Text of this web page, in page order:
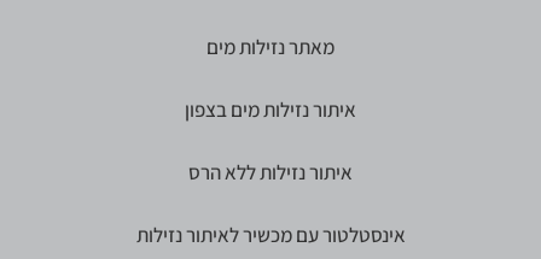
מאתר נזילות מים
איתור נזילות מים בצפון
איתור נזילות ללא הרס
אינסטלטור עם מכשיר לאיתור נזילות